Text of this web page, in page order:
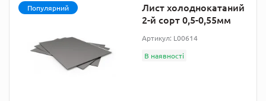
Популярний
Лист холоднокатаний
2-й сорт 0,5-0,55мм
Артикул: L00614
В наявності